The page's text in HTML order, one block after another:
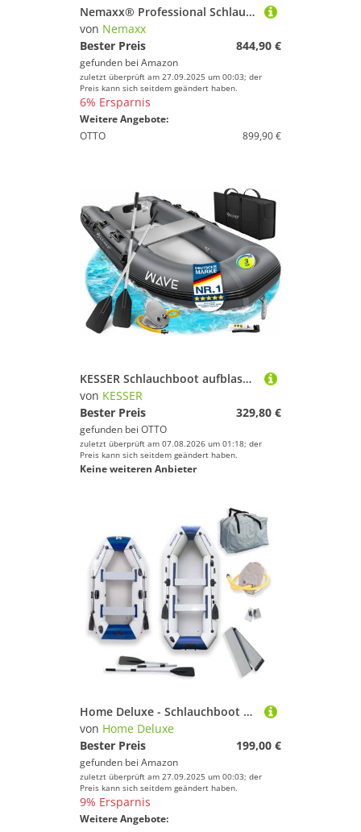
Nemaxx® Professional Schlauchboot [INKL. 2 PADDEL, Tasche + LUFTPUMPE] – Aufblasbares Paddelboot – Gummiboot Angelboot Luftboot – Angel Boot Inflatable Boat – Schlauchboot 7 Personen (Länge: 380cm)
von Nemaxx
Bester Preis
844,90 €
gefunden bei Amazon
zuletzt überprüft am 27.09.2025 um 00:03; der
Preis kann sich seitdem geändert haben.
6% Ersparnis
Weitere Angebote:
OTTO
899,90 €
KESSER Schlauchboot aufblasbares Paddelboot für 2 Personen, motorisierbar, 2,30m, WAVE Motor geeignet
von KESSER
Bester Preis
329,80 €
gefunden bei OTTO
zuletzt überprüft am 07.08.2026 um 01:18; der
Preis kann sich seitdem geändert haben.
Keine weiteren Anbieter
Home Deluxe - Schlauchboot Pike Small - Material: strapazierfähiges PVC- Maße: LxB ca. 230 x 128 cm - für bis zu 3 Personen I Beiboot, Motorboot, Ruderboot
von Home Deluxe
Bester Preis
199,00 €
gefunden bei Amazon
zuletzt überprüft am 27.09.2025 um 00:03; der
Preis kann sich seitdem geändert haben.
9% Ersparnis
Weitere Angebote: